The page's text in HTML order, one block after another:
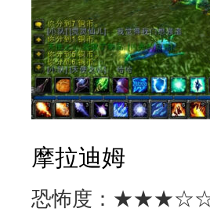
摩拉迪姆
恐怖度：